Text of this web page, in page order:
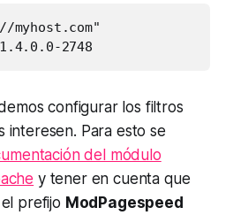
2748
configurar los filtros
interesen. Para esto se
del módulo
y tener en cuenta que
prefijo ModPagespeed